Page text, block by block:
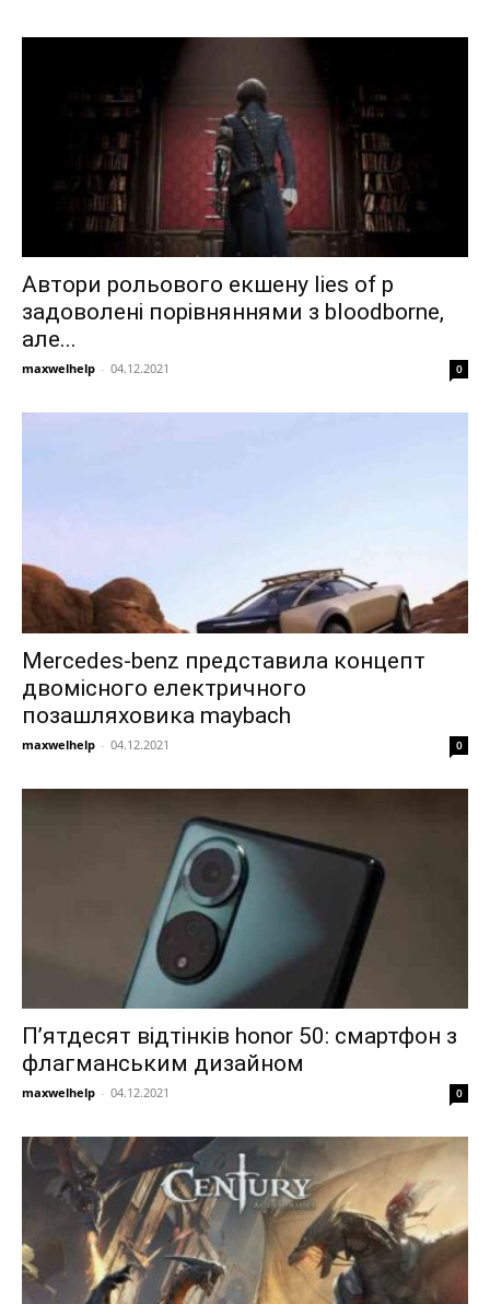
Автори рольового екшену lies of p
задоволені порівняннями з bloodborne,
але...
maxwelhelp - 04.12.2021 0
Mercedes-benz представила концепт
двомісного електричного
позашляховика maybach
maxwelhelp - 04.12.2021 0
П’ятдесят відтінків honor 50: смартфон з
флагманським дизайном
maxwelhelp - 04.12.2021 0